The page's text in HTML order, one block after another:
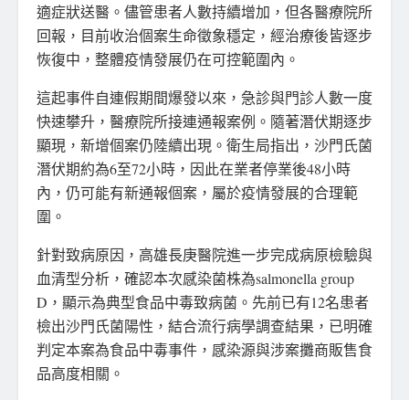
適症狀送醫。儘管患者人數持續增加，但各醫療院所
回報，目前收治個案生命徵象穩定，經治療後皆逐步
恢復中，整體疫情發展仍在可控範圍內。
這起事件自連假期間爆發以來，急診與門診人數一度
快速攀升，醫療院所接連通報案例。隨著潛伏期逐步
顯現，新增個案仍陸續出現。衛生局指出，沙門氏菌
潛伏期約為6至72小時，因此在業者停業後48小時
內，仍可能有新通報個案，屬於疫情發展的合理範
圍。
針對致病原因，高雄長庚醫院進一步完成病原檢驗與
血清型分析，確認本次感染菌株為salmonella group
D，顯示為典型食品中毒致病菌。先前已有12名患者
檢出沙門氏菌陽性，結合流行病學調查結果，已明確
判定本案為食品中毒事件，感染源與涉案攤商販售食
品高度相關。